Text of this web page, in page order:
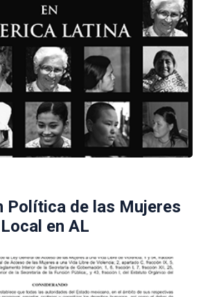
Política de las Mujeres
en AL